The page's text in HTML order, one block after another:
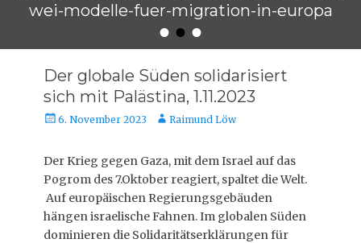
•••
wei-modelle-fuer-migration-in-europa
Raimund Löw
Der globale Süden solidarisiert
sich mit Palästina, 1.11.2023
Veröffentlicht
6. November 2023 AutorRaimund Löw
Der Krieg gegen Gaza, mit dem Israel auf das
Pogrom des 7.Oktober reagiert, spaltet die Welt.
Auf europäischen Regierungsgebäuden
hängen israelische Fahnen. Im globalen Süden
dominieren die Solidaritätserklärungen für